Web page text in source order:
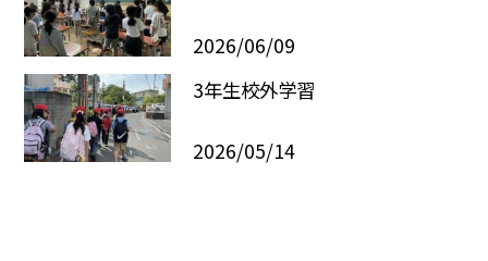
2026/06/09
3年生校外学習
2026/05/14